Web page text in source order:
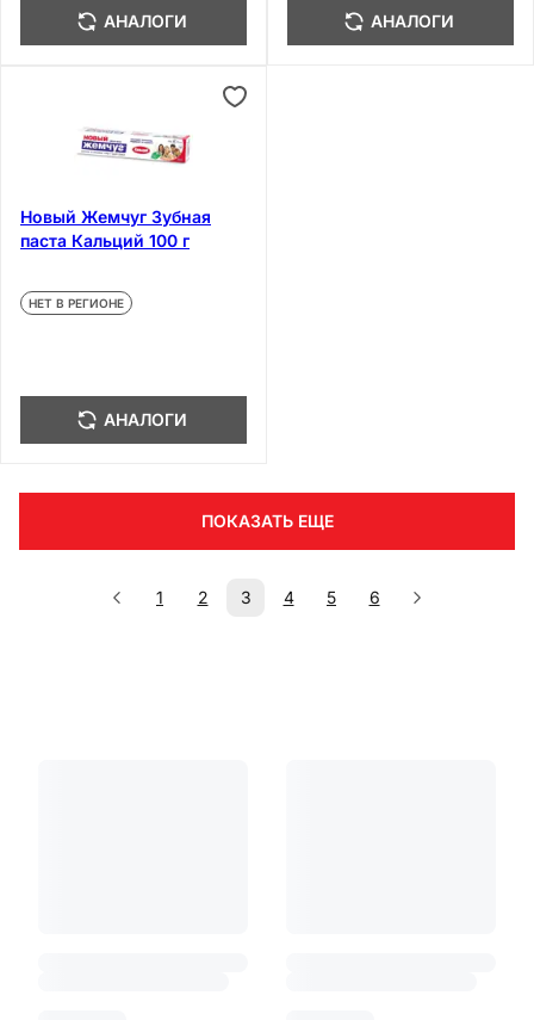
АНАЛОГИ АНАЛОГИ
Новый Жемчуг Зубная
паста Кальций 100 г
НЕТ В РЕГИОНЕ
АНАЛОГИ
ПОКАЗАТЬ ЕЩЕ
1 2 3 4 5 6